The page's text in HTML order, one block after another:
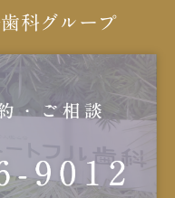
科グループ